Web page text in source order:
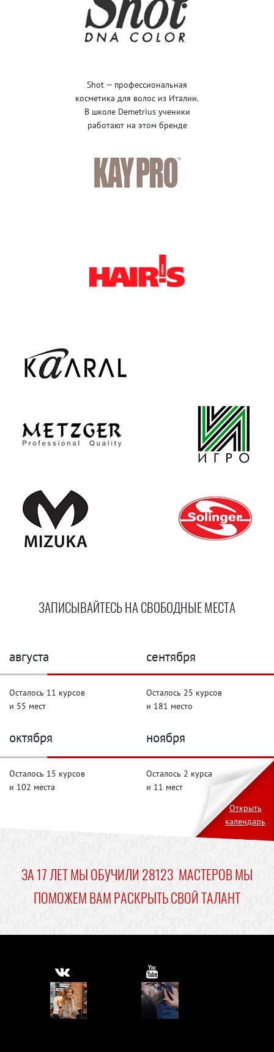
Shot — профессиональная
косметика для волос из Италии.
В школе Demetrius ученики
работают на этом бренде
ЗАПИСЫВАЙТЕСЬ НА СВОБОДНЫЕ МЕСТА
августа
Осталось 11 курсов
и 55 мест
сентября
Осталось 25 курсов
и 181 место
октября
Осталось 15 курсов
и 102 места
ноября
Осталось 2 курса
и 11 мест
Открыть
календарь
ЗА 17 ЛЕТ МЫ ОБУЧИЛИ 28123 МАСТЕРОВМЫ
ПОМОЖЕМ ВАМ РАСКРЫТЬ СВОЙ ТАЛАНТ